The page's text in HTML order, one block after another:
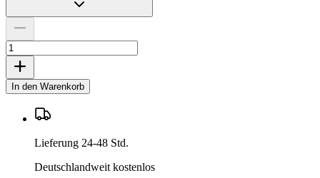
In den Warenkorb
Lieferung 24-48 Std.
Deutschlandweit kostenlos